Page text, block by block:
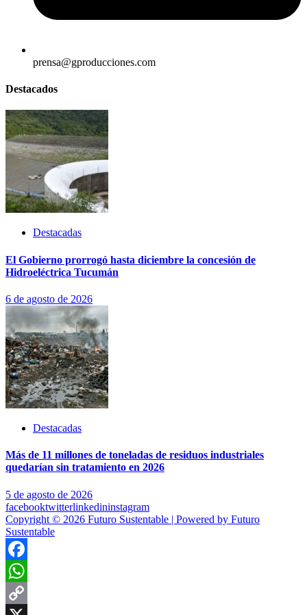
prensa@gproducciones.com
Destacados
Destacadas
El Gobierno prorrogó hasta diciembre la concesión de
Hidroeléctrica Tucumán
6 de agosto de 2026
Destacadas
Más de 11 millones de toneladas de residuos industriales
quedarían sin tratamiento en 2026
5 de agosto de 2026
facebooktwitterlinkedininstagram
Copyright © 2026 Futuro Sustentable | Powered by Futuro
Sustentable
Facebook
WhatsApp